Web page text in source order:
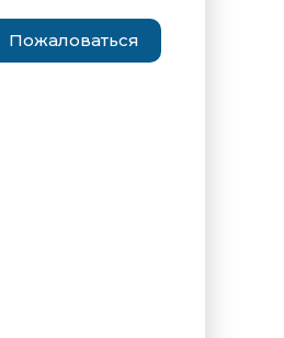
Пожаловаться